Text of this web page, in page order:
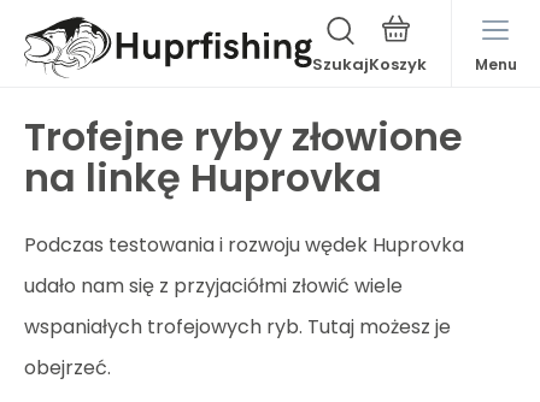
Szukaj Menu
Trofejne ryby złowione
na linkę Huprovka
Podczas testowania i rozwoju wędek Huprovka
udało nam się z przyjaciółmi złowić wiele
wspaniałych trofejowych ryb. Tutaj możesz je
obejrzeć.